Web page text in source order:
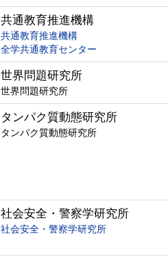
共通教育推進機構
共通教育推進機構
全学共通教育センター
世界問題研究所
世界問題研究所
タンパク質動態研究所
タンパク質動態研究所
社会安全・警察学研究所
社会安全・警察学研究所